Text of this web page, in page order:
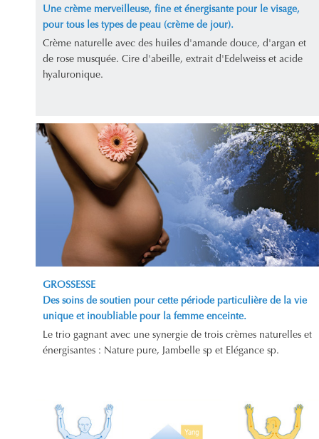
Une crème merveilleuse, fine et énergisante pour le visage,
pour tous les types de peau (crème de jour).
Crème naturelle avec des huiles d'amande douce, d'argan et
de rose musquée. Cire d'abeille, extrait d'Edelweiss et acide
hyaluronique.
GROSSESSE
Des soins de soutien pour cette période particulière de la vie
unique et inoubliable pour la femme enceinte.
Le trio gagnant avec une synergie de trois crèmes naturelles et
énergisantes : Nature pure, Jambelle sp et Elégance sp.